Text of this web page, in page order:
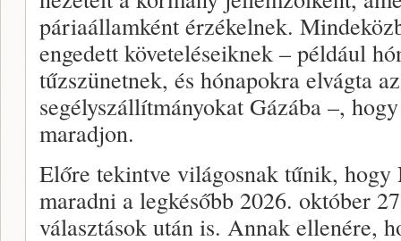
páriaállamként érzékelnek.
engedett követeléseiknek – például
tűzszünetnek, és hónapokra elvágta
segélyszállítmányokat Gázába –,
maradjon.
Előre tekintve világosnak tűnik, hogy
maradni a legkésőbb 2026. október
választások után is. Annak ellenére,